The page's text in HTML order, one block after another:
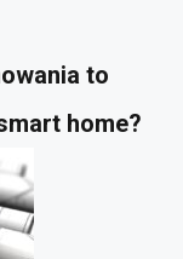
to
home?